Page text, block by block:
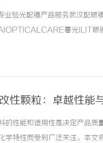
验光配镜产品服务武汉配眼
暮光ILIT眼
。以完整验光、正品镜片、
颗粒：卓越性能
的性能和适用性是决定产品
学特性而受到广泛关注。本